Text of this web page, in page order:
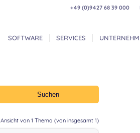
+49 (0)9427 68 39 000
SOFTWARE SERVICES
Ansicht von 1 Thema (von insgesamt 1)